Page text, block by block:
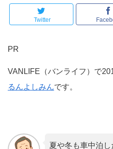
Twitter
PR
VANLIFE（バンライフ）で
るんよしみんです。
夏や冬も車中泊